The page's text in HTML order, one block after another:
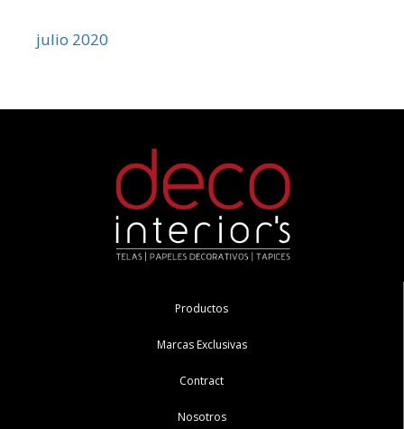
julio 2020
Productos
Marcas Exclusivas
Contract
Nosotros